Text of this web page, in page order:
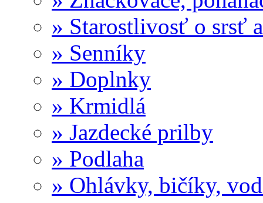
» Starostlivosť o srsť
» Senníky
» Doplnky
» Krmidlá
» Jazdecké prilby
» Podlaha
» Ohlávky, bičíky,